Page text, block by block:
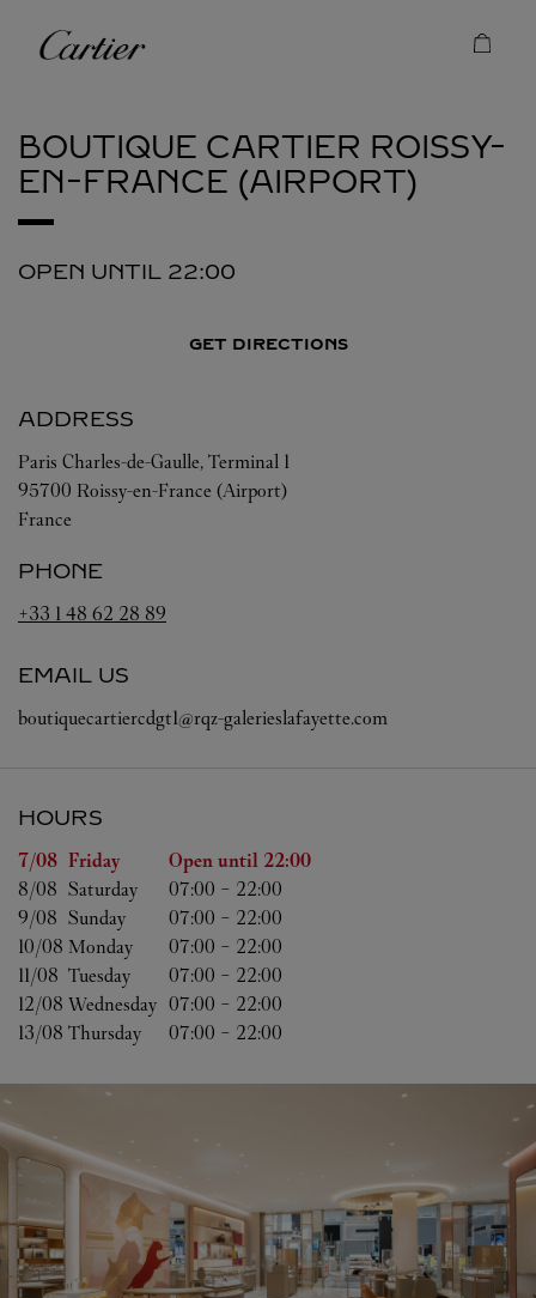
Cartier
BOUTIQUE CARTIER ROISSY-
EN-FRANCE (AIRPORT)
OPEN UNTIL 22:00
GET DIRECTIONS
ADDRESS
Paris Charles-de-Gaulle, Terminal 1
95700 Roissy-en-France (Airport)
France
PHONE
+33 1 48 62 28 89
EMAIL US
boutiquecartiercdgt1@rqz-galerieslafayette.com
HOURS
Day of the Week Hours
7/08 Friday Open until 22:00
8/08 Saturday 07:00 - 22:00
9/08 Sunday 07:00 - 22:00
10/08 Monday 07:00 - 22:00
11/08 Tuesday 07:00 - 22:00
12/08 Wednesday 07:00 - 22:00
13/08 Thursday 07:00 - 22:00